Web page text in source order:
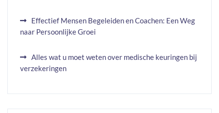
Effectief Mensen Begeleiden en Coachen: Een Weg
naar Persoonlijke Groei
Alles wat u moet weten over medische keuringen bij
verzekeringen